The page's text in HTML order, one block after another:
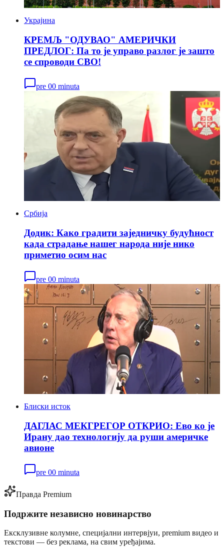
Украјина
КРЕМЉ "ОДУВАО" АМЕРИЧКИ
ПРЕДЛОГ: Па то је управо разлог је зашто
се спроводи СВО!
pre 00 minuta
Србија
Додик: Како градити заједничку будућност
када страдање нашег народа није нико
приметио осим нас
pre 00 minuta
Блиски исток
ДАГЛАС МЕКГРЕГОР ОТКРИО: Ево ко је
Ирану дао технологију да руши америчке
авионе
pre 00 minuta
Правда Premium
Подржите независно новинарство
Ексклузивне колумне, специјални интервјуи, premium видео и
текстови — без реклама, на свим уређајима.